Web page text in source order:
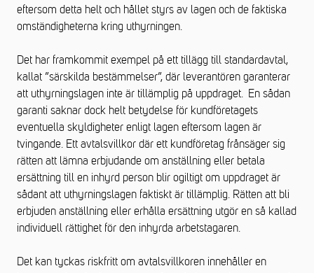
eftersom detta helt och hållet styrs av lagen och de faktiska
omständigheterna kring uthyrningen.
Det har framkommit exempel på ett tillägg till standardavtal,
kallat ”särskilda bestämmelser”, där leverantören garanterar
att uthyrningslagen inte är tillämplig på uppdraget. En sådan
garanti saknar dock helt betydelse för kundföretagets
eventuella skyldigheter enligt lagen eftersom lagen är
tvingande. Ett avtalsvillkor där ett kundföretag frånsäger sig
rätten att lämna erbjudande om anställning eller betala
ersättning till en inhyrd person blir ogiltigt om uppdraget är
sådant att uthyrningslagen faktiskt är tillämplig. Rätten att bli
erbjuden anställning eller erhålla ersättning utgör en så kallad
individuell rättighet för den inhyrda arbetstagaren.
Det kan tyckas riskfritt om avtalsvillkoren innehåller en